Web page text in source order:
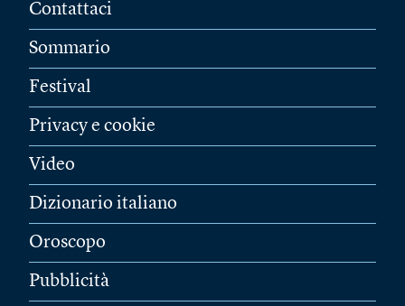
Contattaci
Sommario
Festival
Privacy e cookie
Video
Dizionario italiano
Oroscopo
Pubblicità